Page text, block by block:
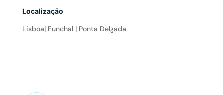
Localização
Lisboa| Funchal | Ponta Delgada